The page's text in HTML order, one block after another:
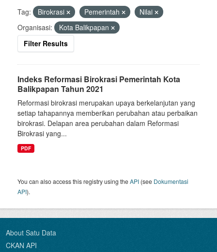
Tag: Birokrasi Pemerintah
Nilai
Organisasi:
Kota Balikpapan
Filter Results
Indeks Reformasi Birokrasi Pemerintah Kota
Balikpapan Tahun 2021
Reformasi birokrasi merupakan upaya berkelanjutan yang
setiap tahapannya memberikan perubahan atau perbaikan
birokrasi. Delapan area perubahan dalam Reformasi
Birokrasi yang...
PDF
You can also access this registry using theAPI (see Dokumentasi
API).
About Satu Data
CKAN API